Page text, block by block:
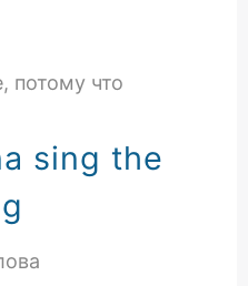
потому что
sing the